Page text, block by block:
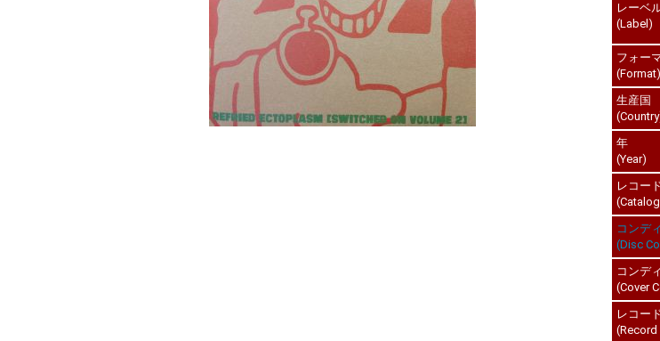
レーベ
(Label)
フォー
(Format)
生産国
年
(Year)
レコー
コンデ
(Disc
コンデ
(Cover
レコー
(Record